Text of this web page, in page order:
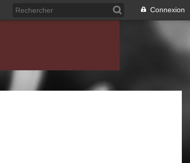
Connexion